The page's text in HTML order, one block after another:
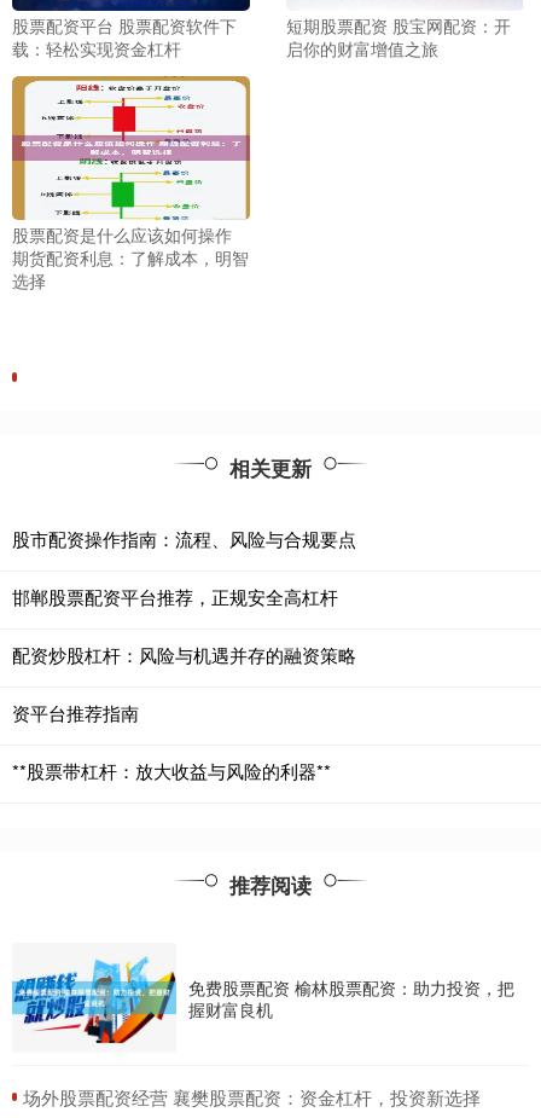
股票配资平台 股票配资软件下
载：轻松实现资金杠杆
短期股票配资 股宝网配资：开
启你的财富增值之旅
股票配资是什么应该如何操作
期货配资利息：了解成本，明智
选择
相关更新
股市配资操作指南：流程、风险与合规要点
邯郸股票配资平台推荐，正规安全高杠杆
配资炒股杠杆：风险与机遇并存的融资策略
资平台推荐指南
**股票带杠杆：放大收益与风险的利器**
推荐阅读
免费股票配资 榆林股票配资：助力投资，把
握财富良机
​场外股票配资经营 襄樊股票配资：资金杠杆，投资新选择